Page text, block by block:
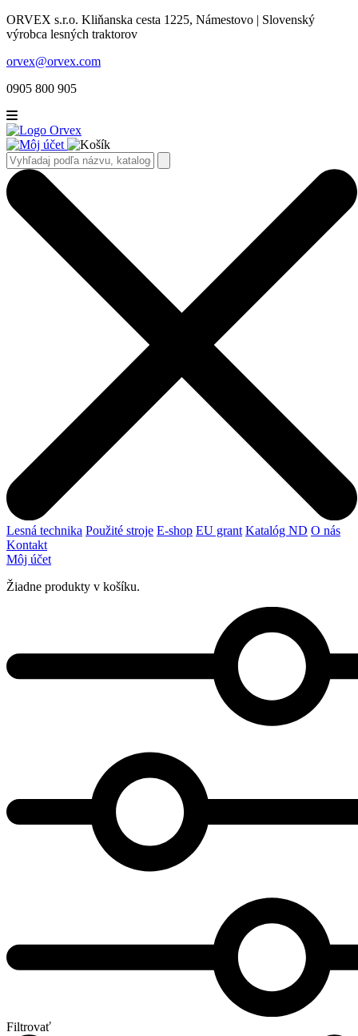
ORVEX s.r.o. Kliňanska cesta 1225, Námestovo | Slovenský
výrobca lesných traktorov
orvex@orvex.com
0905 800 905
Lesná technika Použité stroje E-shop EU grant Katalóg ND O nás
Kontakt
Môj účet
Žiadne produkty v košíku.
Filtrovať